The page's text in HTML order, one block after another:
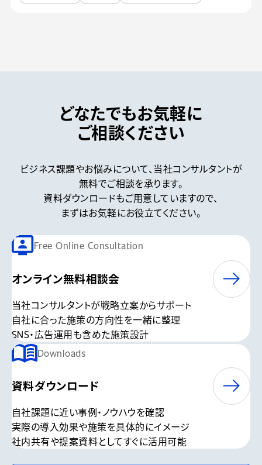
どなたでもお気軽に
ご相談ください
ビジネス課題やお悩みについて、 当社コンサルタントが
無料でご相談を承ります。
資料ダウンロードもご用意していますので、
まずはお気軽にお役立てください。
Free Online Consultation
オンライン無料相談会
当社コンサルタントが戦略立案からサポート
自社に合った施策の方向性を一緒に整理
SNS・広告運用も含めた施策設計
Downloads
資料ダウンロード
自社課題に近い事例・ノウハウを確認
実際の導入効果や施策を具体的にイメージ
社内共有や提案資料としてすぐに活用可能